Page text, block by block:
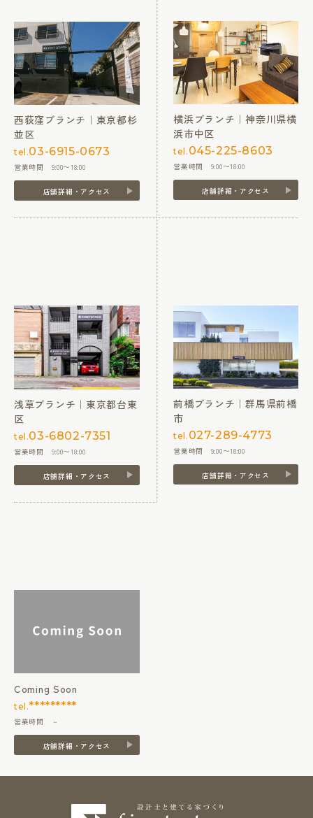
西荻窪ブランチ｜東京都杉
並区
tel.03-6915-0673
営業時間 9:00〜18:00
店舗詳細・アクセス
横浜ブランチ｜神奈川県横
浜市中区
tel. 045-225-8603
営業時間 9:00〜18:00
店舗詳細・アクセス
浅草ブランチ｜東京都台東
区
tel.03-6802-7351
営業時間 9:00〜18:00
店舗詳細・アクセス
前橋ブランチ｜群馬県前橋
市
tel. 027-289-4773
営業時間 9:00〜18:00
店舗詳細・アクセス
Coming Soon
tel.*********
営業時間 －
店舗詳細・アクセス